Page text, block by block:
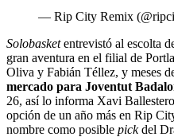
— Rip City Remix
Solobasketentrevistó al escolta
gran aventura en el filial de
Oliva y Fabián Téllez, y meses
mercado para Joventut
26, así lo informa Xavi
opción de un año más en Rip
nombre como posible pickdel